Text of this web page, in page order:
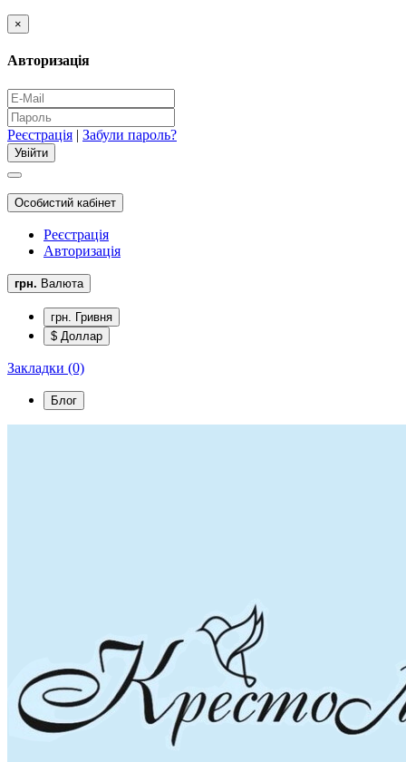
×
Авторизація
Реєстрація | Забули пароль?
Особистий кабінет
Реєстрація
Авторизація
грн. Валюта
грн. Гривня
$ Доллар
Закладки (0)
Блог